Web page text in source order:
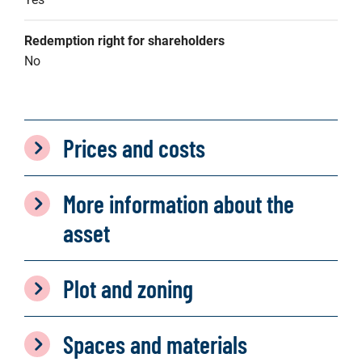
Redemption right for shareholders
No
Prices and costs
More information about the
asset
Plot and zoning
Spaces and materials